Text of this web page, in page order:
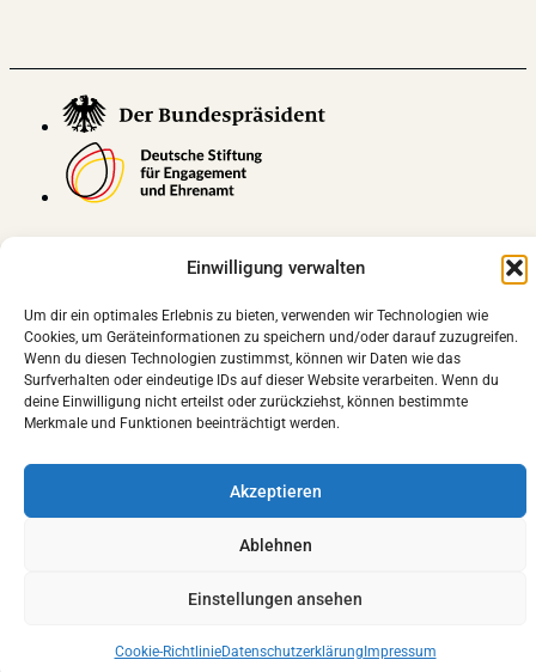
Einwilligung verwalten
Um dir ein optimales Erlebnis zu bieten, verwenden wir Technologien wie
Cookies, um Geräteinformationen zu speichern und/oder darauf zuzugreifen.
Wenn du diesen Technologien zustimmst, können wir Daten wie das
Surfverhalten oder eindeutige IDs auf dieser Website verarbeiten. Wenn du
deine Einwilligung nicht erteilst oder zurückziehst, können bestimmte
Merkmale und Funktionen beeinträchtigt werden.
Akzeptieren
Ablehnen
Einstellungen ansehen
Cookie-RichtlinieDatenschutzerklärung Impressum
Besuche uns auf Social Media:
Instagram LinkedIn YouTube
Facebook